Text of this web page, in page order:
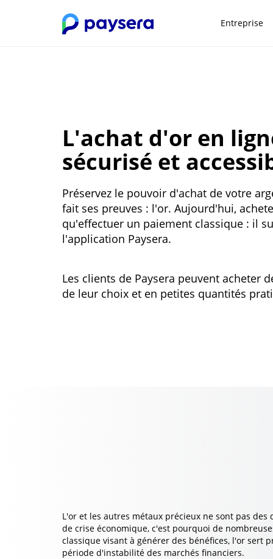
Entreprise
L'achat d'or en
sécurisé et
Préservez le pouvoir d'achat de votre
fait ses preuves : l'or. Aujourd'hui,
qu'effectuer un paiement classique : il
l'application Paysera.
Les clients de Paysera peuvent acheter
de leur choix et en petites quantités
L'or et les autres métaux précieux ne sont pas
de crise économique, c'est pourquoi de
classique visant à générer des bénéfices, l'or
période d'instabilité des marchés financiers.